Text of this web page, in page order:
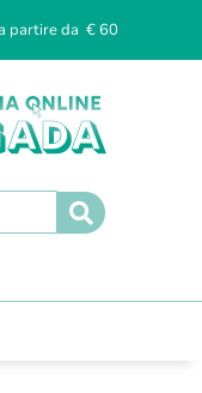
partire da € 60